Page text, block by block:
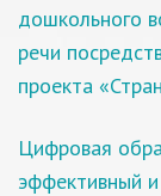
дошкольного
речи
проекта
Цифровая
эффективный